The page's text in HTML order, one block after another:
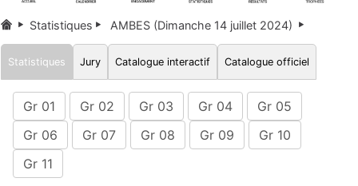
Statistiques AMBES (Dimanche 14 juillet 2024)
Statistiques Jury Catalogue interactif Catalogue officiel
Gr 01 Gr 02 Gr 03 Gr 04
Gr 05
Gr 06
Gr 07 Gr 08 Gr 09
Gr 10
Gr 11